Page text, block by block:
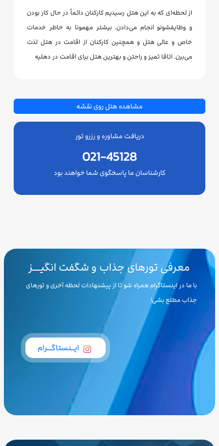
از لحظه‌ای که به این هتل رسیدیم کارکنان دائماً در حال کار بودن
و وظایفشونو انجام می‌دادن. بیشتر مهمونا به خاطر خدمات
خاص و عالی هتل و همچنین کارکنان از اقامت در هتل لذت
می‌برن. اتاقا تمیز و راحتن و بهترین هتل برای اقامت در دهلیه
مشاهده هتل روی نقشه
دریافت مشاوره و رزرو تور
021-45128
کارشناسان ما پاسخگوی شما خواهند بود
معرفی تورهای جذاب و شگفت انگیـــز
با ما در اینستاگرام همراه شو تا از پیشنهادات لحظه آخری و تورهای
جذاب مطلع بشی!
ایــنستاگـــرام